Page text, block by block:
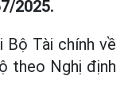
2025.
Tài chính về
theo Nghị định